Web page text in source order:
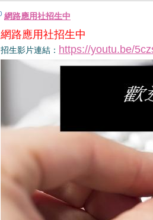
網路應用社招生中
網路應用社招生中
招生影片連結： https://youtu.be/